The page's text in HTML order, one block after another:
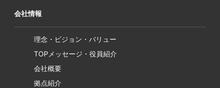
会社情報
理念・ビジョン・バリュー
TOPメッセージ・役員紹介
会社概要
拠点紹介